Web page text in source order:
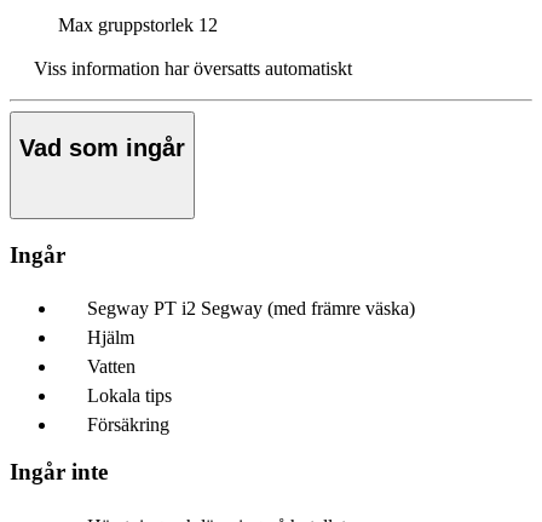
Max gruppstorlek 12
Viss information har översatts automatiskt
Vad som ingår
Ingår
Segway PT i2 Segway (med främre väska)
Hjälm
Vatten
Lokala tips
Försäkring
Ingår inte